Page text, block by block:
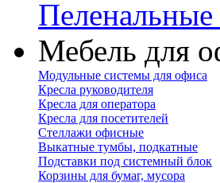
Мебель для
Модульные системы для офиса
Кресла руководителя
Кресла для оператора
Кресла для посетителей
Стеллажи офисные
Выкатные тумбы, подкатные
Подставки под системный блок
Корзины для бумаг, мусора